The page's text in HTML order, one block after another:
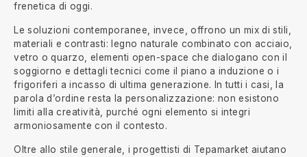
frenetica di oggi.
Le soluzioni contemporanee, invece, offrono un mix di stili,
materiali e contrasti: legno naturale combinato con acciaio,
vetro o quarzo, elementi open-space che dialogano con il
soggiorno e dettagli tecnici come il piano a induzione o i
frigoriferi a incasso di ultima generazione. In tutti i casi, la
parola d’ordine resta la personalizzazione: non esistono
limiti alla creatività, purché ogni elemento si integri
armoniosamente con il contesto.
Oltre allo stile generale, i progettisti di Tepamarket aiutano